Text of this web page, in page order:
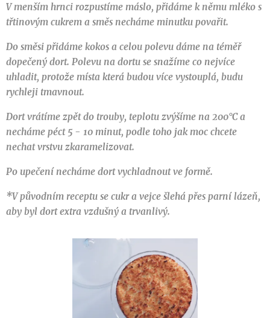
V menším hrnci rozpustíme máslo, přidáme k němu mléko s
třtinovým cukrem a směs necháme minutku povařit.
Do směsi přidáme kokos a celou polevu dáme na téměř
dopečený dort. Polevu na dortu se snažíme co nejvíce
uhladit, protože místa která budou více vystouplá, budu
rychleji tmavnout.
Dort vrátíme zpět do trouby, teplotu zvýšíme na 200°C a
necháme péct 5 - 10 minut, podle toho jak moc chcete
nechat vrstvu zkaramelizovat.
Po upečení necháme dort vychladnout ve formě.
*V původním receptu se cukr a vejce šlehá přes parní lázeň,
aby byl dort extra vzdušný a trvanlivý.